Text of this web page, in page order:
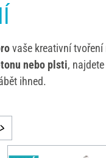
vaše kreativní tvoření
nebo plsti,
ihned.